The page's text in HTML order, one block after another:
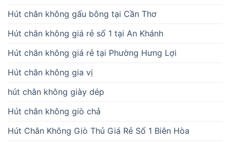
Hút chân không gấu bông tại Cần Thơ
Hút chân không giá rẻ số 1 tại An Khánh
Hút chân không giá rẻ tại Phường Hưng Lợi
Hút chân không gia vị
hút chân không giày dép
Hút chân không giò chả
Hút Chân Không Giò Thủ Giá Rẻ Số 1 Biên Hòa